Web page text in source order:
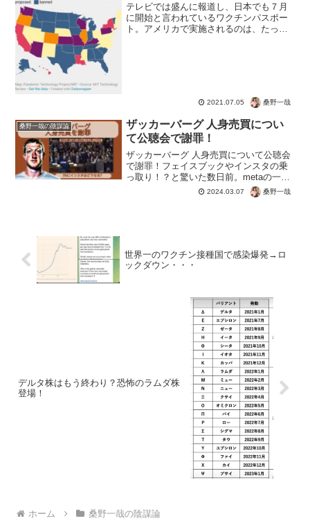
テレビでは盛んに報道し、日本でも７月
に開始と言われているワクチンパスポー
ト。アメリカで実施されるのは、たった
2021.07.05 桑野一哉
桑野一哉の陰謀論
ザッカーバーグ 人身売買につい
て公聴会で謝罪！
ザッカーバーグ 人身売買について公聴会
で謝罪！フェイスブックやインスタの乗
っ取り！？と驚いた数日前。metaの一斉
ダウンも、ザッカーバーグの犯罪支援に
関係あるのでしょうか。ザッカーバーグ
2024.03.07 桑野一哉
世界一のワクチン接種国で感染爆発→ロ
ックダウン・・・
デルタ株はもう終わり？恐怖のラムダ株
登場！
ホーム 桑野一哉の陰謀論